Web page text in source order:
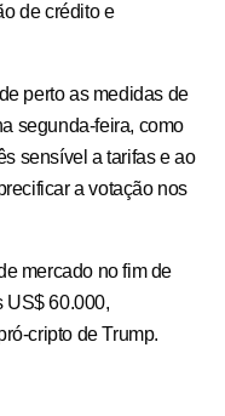
de crédito e
perto as medidas de
segunda-feira, como
sensível a tarifas e ao
a votação nos
mercado no fim de
US$ 60.000,
cripto de Trump.